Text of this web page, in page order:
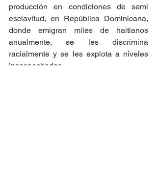
producción en condiciones de semi
esclavitud, en República Dominicana,
donde emigran miles de haitianos
anualmente, se les discrimina
racialmente y se les explota a niveles
insospechados.